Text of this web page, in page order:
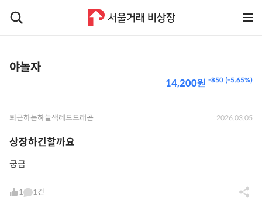
야놀자
-850 (-5.65%)
14,200원
퇴근하는하늘색레드드래곤 2026.03.05
상장하긴할까요
궁금
1 1건